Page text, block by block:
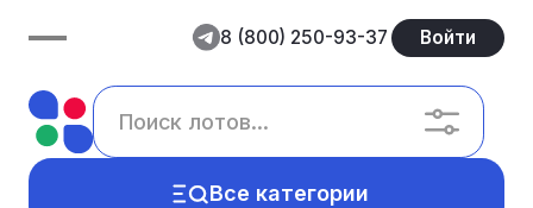
8 (800) 250-93-37 Войти
Все категории